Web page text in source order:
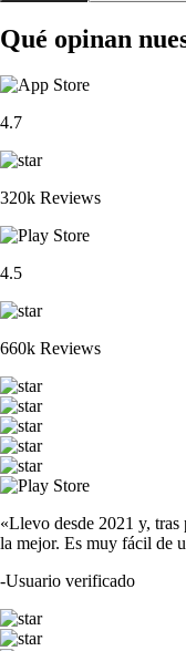
Qué opinan
4.7
320k Reviews
4.5
660k Reviews
«Llevo desde 2021 y, tras
la mejor. Es muy fácil de
-Usuario verificado